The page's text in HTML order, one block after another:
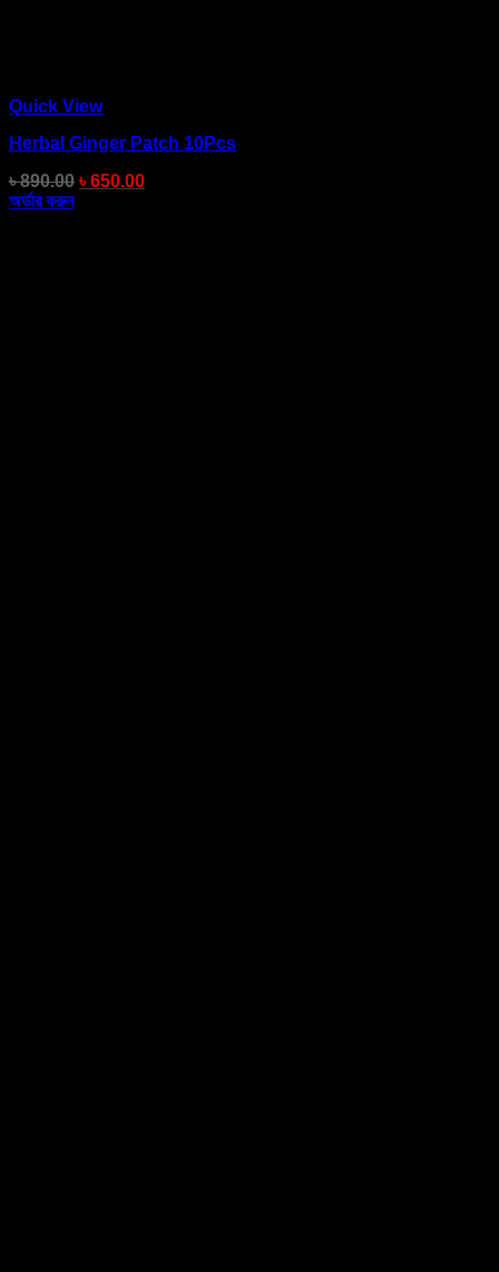
Quick View
Herbal Ginger Patch 10Pcs
৳890.00 ৳650.00
অর্ডার করুন